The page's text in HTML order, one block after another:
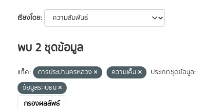
เรียงโดย
พบ 2 ชุดข้อมูล
แท็ค: การประปานครหลวง ความเค็ม
ประเภทชุดข้อมูล:
ข้อมูลระเบียน
กรองผลลัพธ์